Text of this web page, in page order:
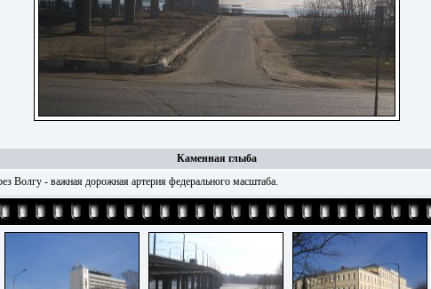
Каменная глыба
Волгу - важная дорожная артерия федерального масштаба.